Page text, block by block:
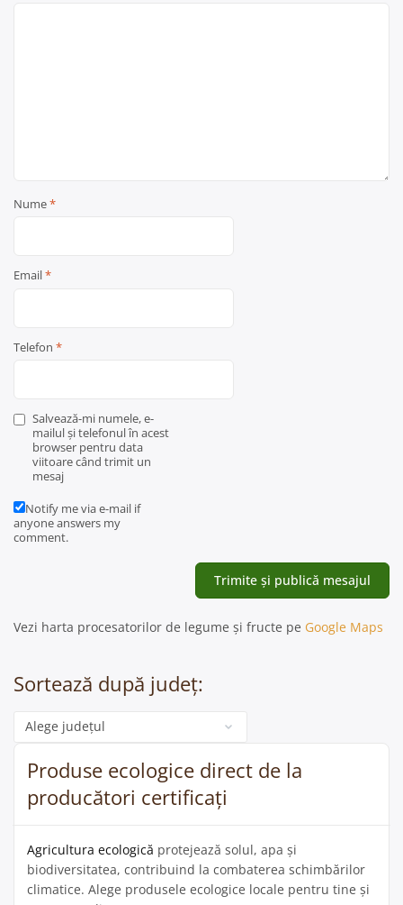
Nume*
Email*
Telefon *
Salvează-mi numele, e-
mailul și telefonul în acest
browser pentru data
viitoare când trimit un
mesaj
Notify me via e-mail if
anyone answers my
comment.
Vezi harta procesatorilor de legume și fructe pe Google Maps
Sortează după județ:
Categorie
Produse ecologice direct de la
producători certificați
Agricultura ecologică protejează solul, apa și
biodiversitatea, contribuind la combaterea schimbărilor
climatice. Alege produsele ecologice locale pentru tine și